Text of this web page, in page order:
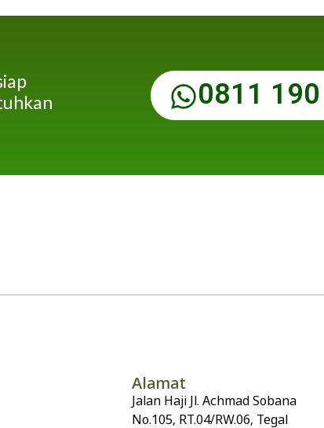
0811
Alamat
Jalan Haji Jl. Achmad Sobana
No.105, RT.04/RW.06, Tegal